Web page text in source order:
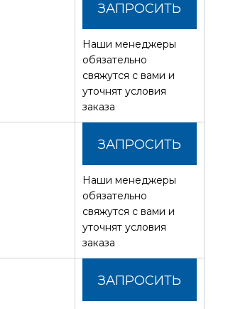
ЗАПРОСИТЬ
СТОИМОСТЬ
Наши менеджеры
обязательно
свяжутся с вами и
уточнят условия
заказа
ЗАПРОСИТЬ
СТОИМОСТЬ
Наши менеджеры
обязательно
свяжутся с вами и
уточнят условия
заказа
ЗАПРОСИТЬ